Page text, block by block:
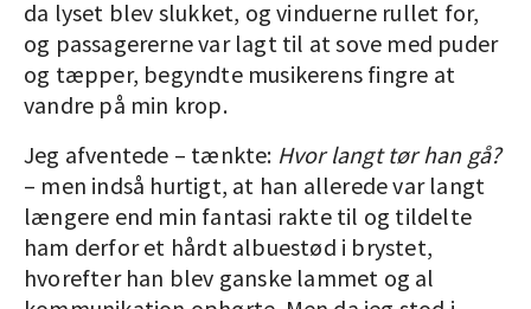
da lyset blev slukket, og vinduerne rullet for,
og passagererne var lagt til at sove med puder
og tæpper, begyndte musikerens fingre at
vandre på min krop.
Jeg afventede – tænkte: Hvor langt tør han gå?
– men indså hurtigt, at han allerede var langt
længere end min fantasi rakte til og tildelte
ham derfor et hårdt albuestød i brystet,
hvorefter han blev ganske lammet og al